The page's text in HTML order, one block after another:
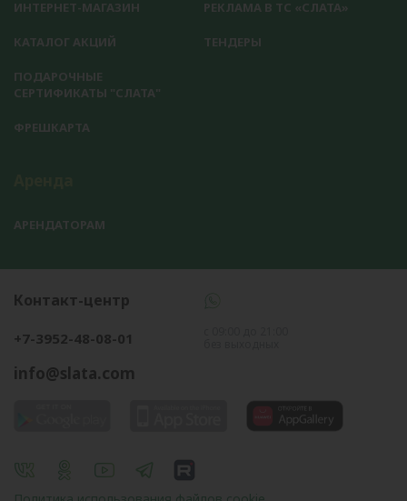
ИНТЕРНЕТ-МАГАЗИН
КАТАЛОГ АКЦИЙ
ПОДАРОЧНЫЕ
СЕРТИФИКАТЫ "СЛАТА"
ФРЕШКАРТА
РЕКЛАМА В ТС «СЛАТА»
ТЕНДЕРЫ
АРЕНДАТОРАМ
Контакт-центр
+7-3952-48-08-01
info@slata.com